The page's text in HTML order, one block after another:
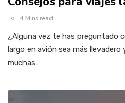
4 Mins read
¿Alguna vez te has preguntado
largo en avión sea más
muchas…